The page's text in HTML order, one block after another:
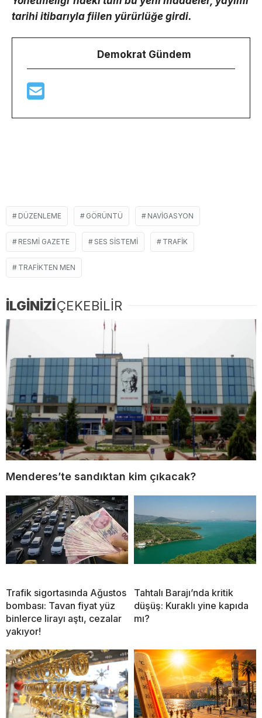
tarihi itibarıyla fiilen yürürlüğe girdi.
Demokrat Gündem
DÜZENLEME GÖRÜNTÜ NAVIGASYON
RESMI GAZETE SES SISTEMI TRAFIK
TRAFIKTEN MEN
İLGİNİZİÇEKEBİLİR
Menderes’te sandıktan kim çıkacak?
Trafik sigortasında Ağustos
bombası: Tavan fiyat yüz
binlerce lirayı aştı, cezalar
yakıyor!
Tahtalı Barajı’nda kritik
düşüş: Kuraklı yine kapıda
mı?